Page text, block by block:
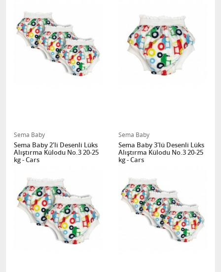
Sema Baby
Sema Baby 2'li Desenli Lüks
Alıştırma Külodu No.3 20-25
kg - Cars
Sema Baby
Sema Baby 3'lü Desenli Lüks
Alıştırma Külodu No.3 20-25
kg - Cars